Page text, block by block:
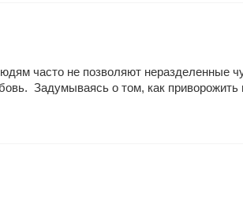
часто не позволяют неразделенные
Задумываясь о том, как приворожить